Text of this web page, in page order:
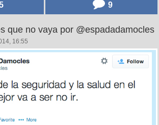
9
que no vaya por @espadadamocles
16:55